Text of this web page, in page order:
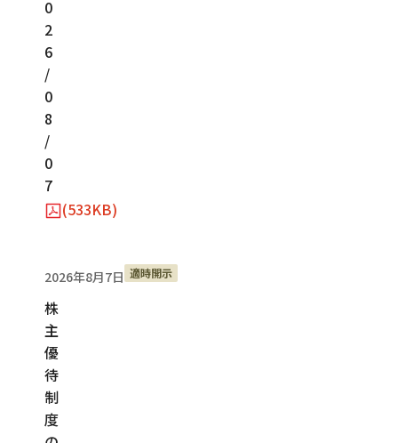
0
2
6
/
0
8
/
0
7
(533KB)
2026年8月7日 適時開示
株
主
優
待
制
度